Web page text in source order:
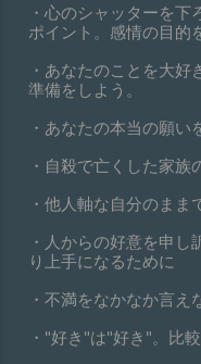
・心のシャッターを
ポイント。感情の目的
・あなたのことを大
準備をしよう。
・あなたの本当の願い
・自殺で亡くした家
・他人軸な自分のまま
・人からの好意を申
り上手になるために
・不満をなかなか言え
・"好き"は"好き"。比